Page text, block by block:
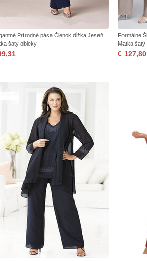
Prírodné pása Členok dĺžka Jeseň
šaty obleky
Formálne
Matka šaty
€ 127,80